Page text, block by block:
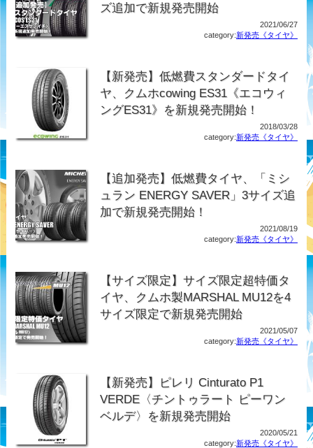
ズ追加で新規発売開始
2021/06/27
category:新発売《タイヤ》
【新発売】低燃費スタンダードタイ
ヤ、クムホcowing ES31《エコウィ
ングES31》を新規発売開始！
2018/03/28
category:新発売《タイヤ》
【追加発売】低燃費タイヤ、「ミシ
ュラン ENERGY SAVER」3サイズ追
加で新規発売開始！
2021/08/19
category:新発売《タイヤ》
【サイズ限定】サイズ限定超特価タ
イヤ、クムホ製MARSHAL MU12を4
サイズ限定で新規発売開始
2021/05/07
category:新発売《タイヤ》
【新発売】ピレリ Cinturato P1
VERDE〈チントゥラート ピーワン
ベルデ〉を新規発売開始
2020/05/21
category:新発売《タイヤ》